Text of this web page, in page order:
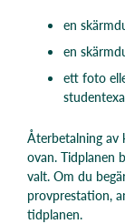
en
en
ett foto
Återbetalning av
ovan. Tidplanen
valt. Om du
provprestation,
tidplanen.